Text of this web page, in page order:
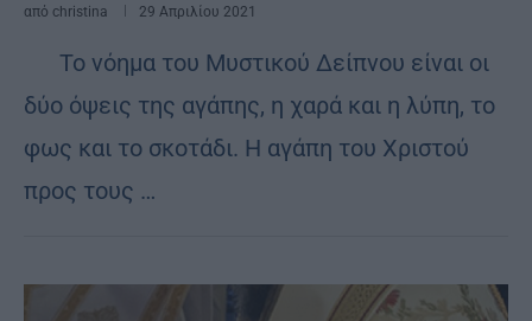
από christina 29 Απριλίου 2021
Το νόημα του Μυστικού Δείπνου είναι οι
δύο όψεις της αγάπης, η χαρά και η λύπη, το
φως και το σκοτάδι. Η αγάπη του Χριστού
προς τους …